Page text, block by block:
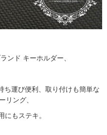
ンド キーホルダー、
ち運び便利、取り付けも簡単な
リング、
にもステキ。